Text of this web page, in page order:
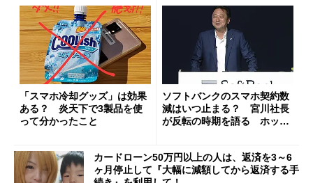
「スマホ冷却グッズ」は効果
ある？ 炎天下で3製品を使
って分かったこと
ソフトバンクのスマホ契約数
減はいつ止まる？ 宮川社長
が反転の時期を語る ホッピ
カードローン50万円以上の人は、返済を3～6
ヶ月停止して『大幅に減額してから返済する手